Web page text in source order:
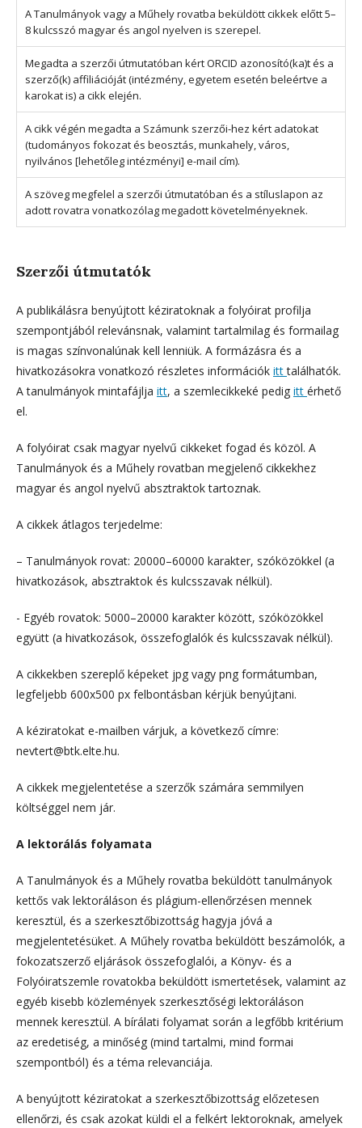
A Tanulmányok vagy a Műhely rovatba beküldött cikkek előtt 5–
8 kulcsszó magyar és angol nyelven is szerepel.
Megadta a szerzői útmutatóban kért ORCID azonosító(ka)t és a
szerző(k) affiliációját (intézmény, egyetem esetén beleértve a
karokat is) a cikk elején.
A cikk végén megadta a Számunk szerzői-hez kért adatokat
(tudományos fokozat és beosztás, munkahely, város,
nyilvános [lehetőleg intézményi] e-mail cím).
A szöveg megfelel a szerzői útmutatóban és a stíluslapon az
adott rovatra vonatkozólag megadott követelményeknek.
Szerzői útmutatók
A publikálásra benyújtott kéziratoknak a folyóirat profilja
szempontjából relevánsnak, valamint tartalmilag és formailag
is magas színvonalúnak kell lenniük. A formázásra és a
hivatkozásokra vonatkozó részletes információk itttalálhatók.
A tanulmányok mintafájlja itt, a szemlecikkeké pedig itt érhető
el.
A folyóirat csak magyar nyelvű cikkeket fogad és közöl. A
Tanulmányok és a Műhely rovatban megjelenő cikkekhez
magyar és angol nyelvű absztraktok tartoznak.
A cikkek átlagos terjedelme:
– Tanulmányok rovat: 20000–60000 karakter, szóközökkel (a
hivatkozások, absztraktok és kulcsszavak nélkül).
- Egyéb rovatok: 5000–20000 karakter között, szóközökkel
együtt (a hivatkozások, összefoglalók és kulcsszavak nélkül).
A cikkekben szereplő képeket jpg vagy png formátumban,
legfeljebb 600x500 px felbontásban kérjük benyújtani.
A kéziratokat e-mailben várjuk, a következő címre:
nevtert@btk.elte.hu.
A cikkek megjelentetése a szerzők számára semmilyen
költséggel nem jár.
A lektorálás folyamata
A Tanulmányok és a Műhely rovatba beküldött tanulmányok
kettős vak lektoráláson és plágium-ellenőrzésen mennek
keresztül, és a szerkesztőbizottság hagyja jóvá a
megjelentetésüket. A Műhely rovatba beküldött beszámolók, a
fokozatszerző eljárások összefoglalói, a Könyv- és a
Folyóiratszemle rovatokba beküldött ismertetések, valamint az
egyéb kisebb közlemények szerkesztőségi lektoráláson
mennek keresztül. A bírálati folyamat során a legfőbb kritérium
az eredetiség, a minőség (mind tartalmi, mind formai
szempontból) és a téma relevanciája.
A benyújtott kéziratokat a szerkesztőbizottság előzetesen
ellenőrzi, és csak azokat küldi el a felkért lektoroknak, amelyek